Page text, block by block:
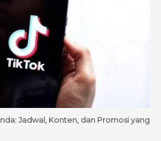
Jadwal, Konten, dan Promosi yang